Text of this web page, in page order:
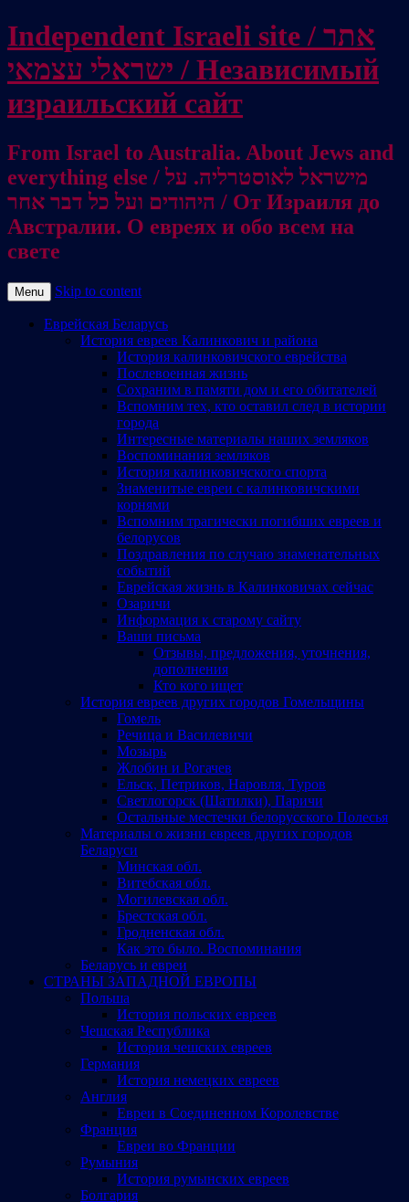
Independent Israeli site / אתר
ישראלי עצמאי / Независимый
израильский сайт
From Israel to Australia. About Jews and
everything else / מישראל לאוסטרליה. על
היהודים ועל כל דבר אחר / От Израиля до
Австралии. О евреях и обо всем на
свете
Menu Skip to content
Еврейская Беларусь
История евреев Калинкович и района
История калинковичского еврейства
Послевоенная жизнь
Сохраним в памяти дом и его обитателей
Вспомним тех, кто оставил след в истории
города
Интересные материалы наших земляков
Воспоминания земляков
История калинковичского спорта
Знаменитые евреи с калинковичскими
корнями
Вспомним трагически погибших евреев и
белорусов
Поздравления по случаю знаменательных
событий
Еврейская жизнь в Калинковичах сейчас
Озаричи
Информация к старому сайту
Ваши письма
Отзывы, предложения, уточнения,
дополнения
Кто кого ищет
История евреев других городов Гомельщины
Гомель
Речица и Василевичи
Мозырь
Жлобин и Рогачев
Ельск, Петриков, Наровля, Туров
Светлогорск (Шатилки), Паричи
Остальные местечки белорусского Полесья
Материалы о жизни евреев других городов
Беларуси
Минская обл.
Витебская обл.
Могилевская обл.
Брестская обл.
Гродненская обл.
Как это было. Воспоминания
Беларусь и евреи
СТРАНЫ ЗАПАДНОЙ ЕВРОПЫ
Польша
История польских евреев
Чешская Республика
История чешских евреев
Германия
История немецких евреев
Англия
Евреи в Соединенном Королевстве
Франция
Евреи во Франции
Румыния
История румынских евреев
Болгария